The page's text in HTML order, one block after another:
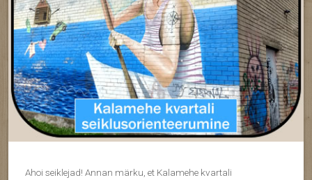
Ahoi seiklejad! Annan märku, et Kalamehe kvartali